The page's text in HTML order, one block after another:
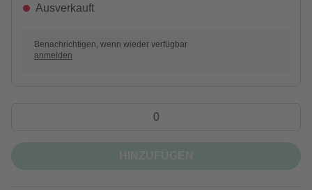
Ausverkauft
Benachrichtigen, wenn wieder verfügbar
anmelden